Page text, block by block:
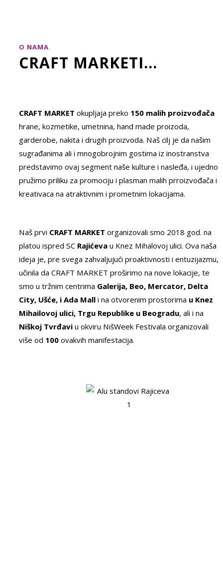
O NAMA
CRAFT MARKETI...
CRAFT MARKET okupljaja preko 150 malih proizvođača
hrane, kozmetike, umetnina, hand made proizoda,
garderobe, nakita i drugih proizvoda. Naš cilj je da našim
sugrađanima ali i mnogobrojnim gostima iz inostranstva
predstavimo ovaj segment naše kulture i nasleđa, i ujedno
pružimo priliku za promociju i plasman malih prroizvođača i
kreativaca na atraktivnim i prometnim lokacijama.
Naš prvi CRAFT MARKET organizovali smo 2018 god. na
platou ispred SC Rajićeva u Knez Mihalovoj ulici. Ova naša
ideja je, pre svega zahvaljujući proaktivnosti i entuzijazmu,
učinila da CRAFT MARKET proširimo na nove lokacije, te
smo u tržnim centrima Galerija, Beo, Mercator, Delta
City, Ušće, i Ada Mall i na otvorenim prostorima u Knez
Mihailovoj ulici, Trgu Republike u Beogradu, ali i na
Niškoj Tvrđavi u okviru NišWeek Festivala organizovali
više od 100 ovakvih manifestacija.